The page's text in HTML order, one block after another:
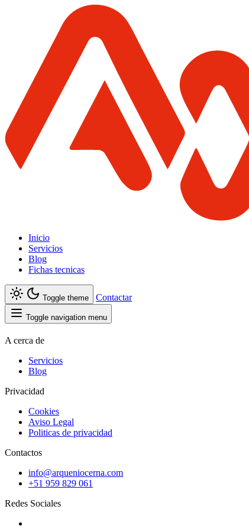
Inicio
Servicios
Blog
Fichas tecnicas
Toggle theme Contactar
Toggle navigation menu
A cerca de
Servicios
Blog
Privacidad
Cookies
Aviso Legal
Politicas de privacidad
Contactos
info@arqueniocerna.com
+51 959 829 061
Redes Sociales